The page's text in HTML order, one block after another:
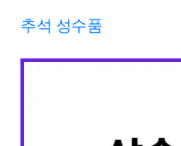
추석 성수품